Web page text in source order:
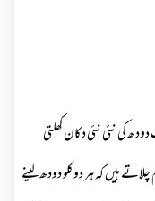
کی نئی نئی دکان کھلتی
ہیں کہ ہر دوکلو دودھ لینے